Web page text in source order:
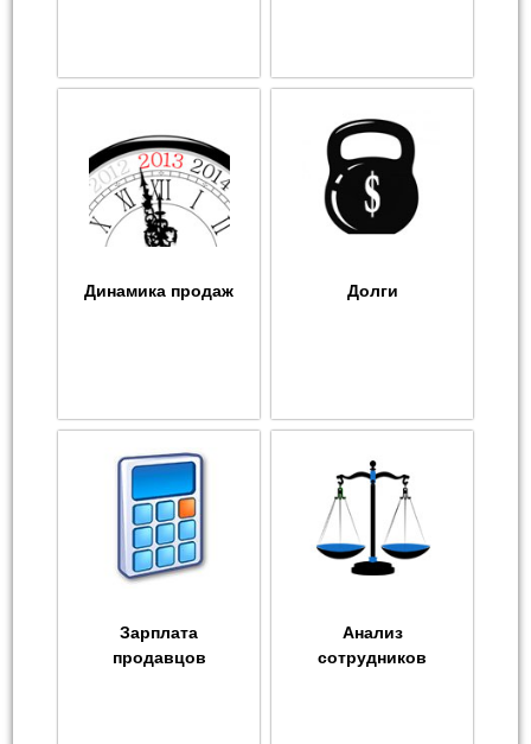
Динамика продаж Долги
Зарплата
продавцов
Анализ
сотрудников